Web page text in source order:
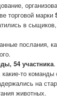
торговой марки
в
послания,
54 участника.
то
на
животных.